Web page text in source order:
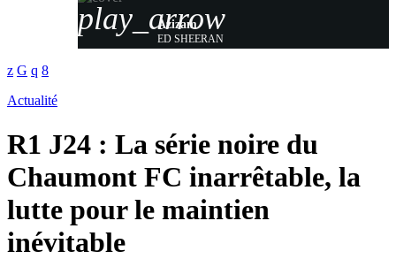
play_arrow
Azizam
ED SHEERAN
Actualité
R1 J24 : La série noire du
Chaumont FC inarrêtable, la
lutte pour le maintien
inévitable